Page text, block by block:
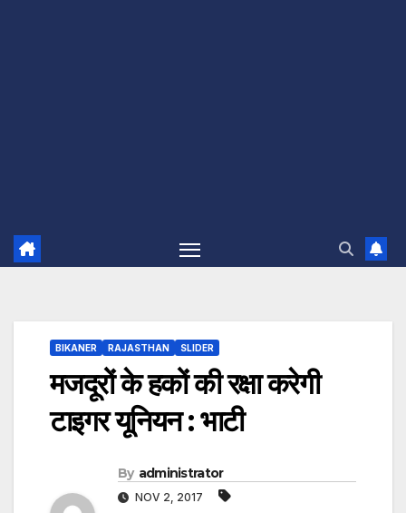
BIKANER RAJASTHAN SLIDER
मजदूरों के हकों की रक्षा करेगी
टाइगर यूनियन : भाटी
By administrator
NOV 2, 2017